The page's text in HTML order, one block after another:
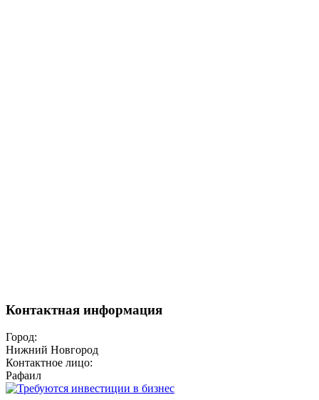
Контактная информация
Город:
Нижний Новгород
Контактное лицо:
Рафаил